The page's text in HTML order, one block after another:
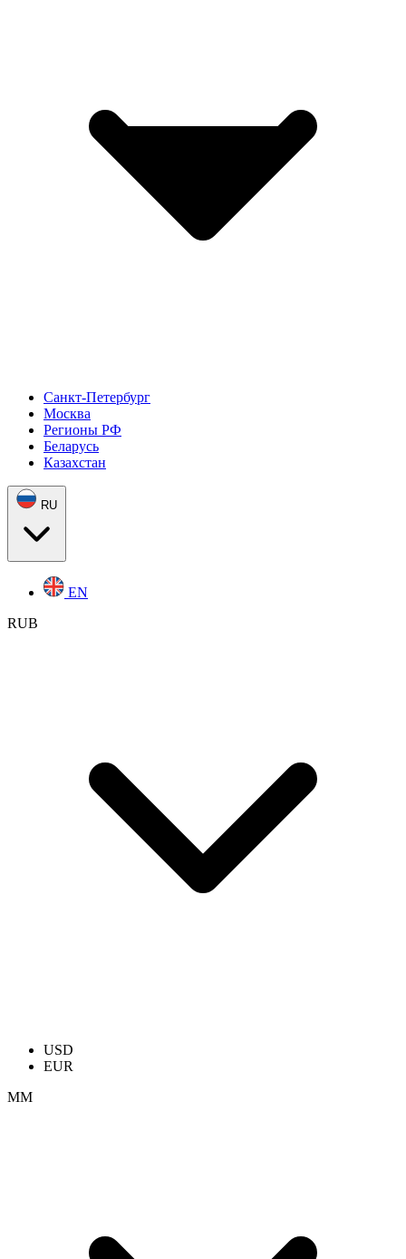
Санкт-Петербург
Москва
Регионы РФ
Беларусь
Казахстан
RU
EN
RUB
USD
EUR
ММ